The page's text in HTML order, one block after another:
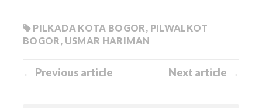
PILKADA KOTA BOGOR, PILWALKOT
BOGOR, USMAR HARIMAN
← Previous article Next article →